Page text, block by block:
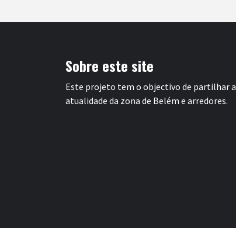
Sobre este site
Este projeto tem o objectivo de partilhar a
atualidade da zona de Belém e arredores.